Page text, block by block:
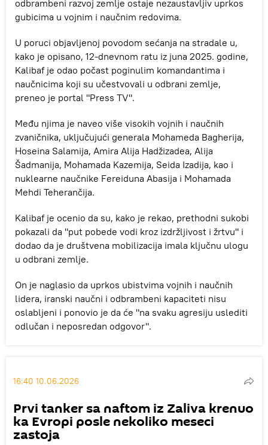
odbrambeni razvoj zemlje ostaje nezaustavljiv uprkos
gubicima u vojnim i naučnim redovima.
U poruci objavljenoj povodom sećanja na stradale u,
kako je opisano, 12-dnevnom ratu iz juna 2025. godine,
Kalibaf je odao počast poginulim komandantima i
naučnicima koji su učestvovali u odbrani zemlje,
preneo je portal "Press TV".
Među njima je naveo više visokih vojnih i naučnih
zvaničnika, uključujući generala Mohameda Bagherija,
Hoseina Salamija, Amira Alija Hadžizadea, Alija
Šadmanija, Mohamada Kazemija, Seida Izadija, kao i
nuklearne naučnike Fereiduna Abasija i Mohamada
Mehdi Teherančija.
Kalibaf je ocenio da su, kako je rekao, prethodni sukobi
pokazali da "put pobede vodi kroz izdržljivost i žrtvu" i
dodao da je društvena mobilizacija imala ključnu ulogu
u odbrani zemlje.
On je naglasio da uprkos ubistvima vojnih i naučnih
lidera, iranski naučni i odbrambeni kapaciteti nisu
oslabljeni i ponovio je da će "na svaku agresiju uslediti
odlučan i neposredan odgovor".
16:40 10.06.2026
Prvi tanker sa naftom iz Zaliva krenuo
ka Evropi posle nekoliko meseci
zastoja